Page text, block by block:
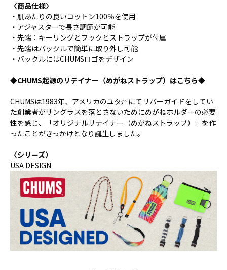
〈商品仕様〉
・肌あたりの良いコットン100％を使用
・アジャスターで長さ調節が可能
・先端：キーリングとフックとストラップが付属
・先端はバックルで簡単に取り外し可能
・バックルにはCHUMSロゴをデザイン
◆CHUMS起源のリテイナー（めがねストラップ）はこちら◆
CHUMSは1983年、アメリカのユタ州にてリバーガイドをしてい
た創業者がサングラスを落とさないためにめがねホルダーの必要
性を感じ、「オリジナルリテイナー（めがねストラップ）」を作
ったことがきっかけとなり誕生しました。
〈シリーズ〉
USA DESIGN